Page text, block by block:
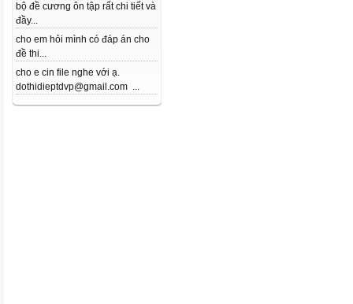
bộ đề cương ôn tập rất chi tiết và
đầy...
cho em hỏi mình có đáp án cho
đề thi...
cho e cin file nghe với ạ.
dothidieptdvp@gmail.com ...